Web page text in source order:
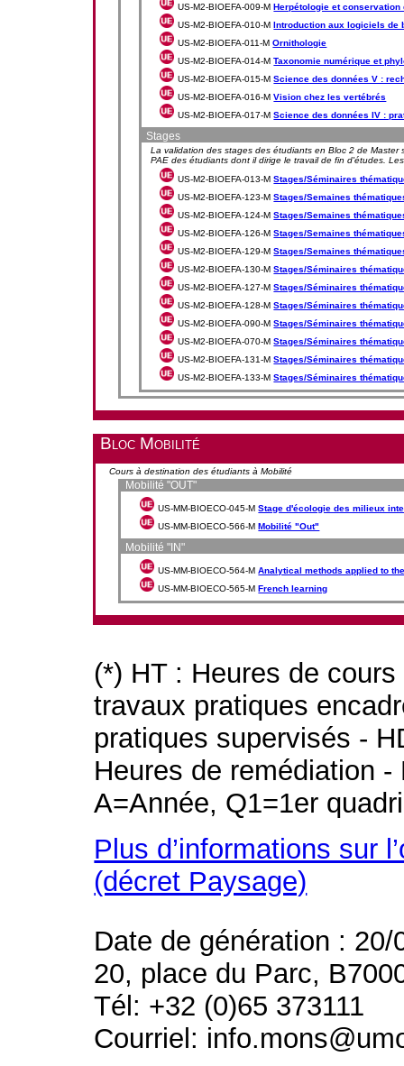
US-M2-BIOEFA-009-MHerpétologie et conservation
US-M2-BIOEFA-010-MIntroduction aux logiciels de
US-M2-BIOEFA-011-MOrnithologie
US-M2-BIOEFA-014-MTaxonomie numérique et
US-M2-BIOEFA-015-MScience des données V :
US-M2-BIOEFA-016-MVision chez les vertébrés
US-M2-BIOEFA-017-MScience des données IV :
Stages
La validation des stages des étudiants en Bloc 2 de
PAE des étudiants dont il dirige le travail de fin d'études.
US-M2-BIOEFA-013-MStages/Séminaires
US-M2-BIOEFA-123-MStages/Semaines
US-M2-BIOEFA-124-MStages/Semaines
US-M2-BIOEFA-126-MStages/Semaines
US-M2-BIOEFA-129-MStages/Semaines
US-M2-BIOEFA-130-MStages/Séminaires
US-M2-BIOEFA-127-MStages/Séminaires
US-M2-BIOEFA-128-MStages/Séminaires
US-M2-BIOEFA-090-MStages/Séminaires
US-M2-BIOEFA-070-MStages/Séminaires
US-M2-BIOEFA-131-MStages/Séminaires
US-M2-BIOEFA-133-MStages/Séminaires
Bloc Mobilité
Cours à destination des étudiants à Mobilité
Mobilité "OUT"
US-MM-BIOECO-045-MStage d'écologie des milieux
US-MM-BIOECO-566-MMobilité "Out"
Mobilité "IN"
US-MM-BIOECO-564-MAnalytical methods applied to
US-MM-BIOECO-565-MFrench learning
(*) HT : Heures de
travaux pratiques
pratiques supervisés -
Heures de remédiation
A=Année, Q1=1er
Plus d’informations sur
(décret Paysage)
Date de génération : 20/
20, place du Parc,
Tél: +32 (0)65 373111
Courriel: